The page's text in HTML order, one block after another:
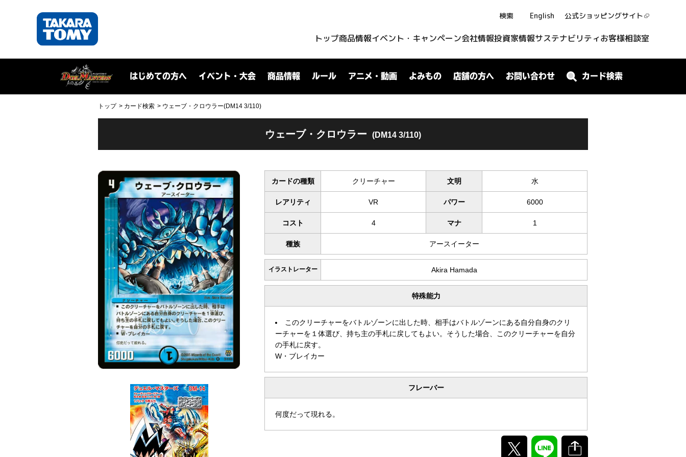
検索 English 公式ショッピングサイト
トップ商品情報イベント・キャンペーン会社情報投資家情報サステナビリティお客様相談室
はじめての方へ イベント・大会 商品情報 ルール アニメ・動画 よみもの 店舗の方へ お問い合わせ カード検索
トップ カード検索 ウェーブ・クロウラー(DM14 3/110)
ウェーブ・クロウラー (DM14 3/110)
カードの種類 クリーチャー 文明 水
レアリティ VR パワー 6000
コスト 4 マナ 1
種族 アースイーター
イラストレーター Akira Hamada
特殊能力
このクリーチャーをバトルゾーンに出した時、相手はバトルゾーンにある自分自身のクリ
ーチャーを１体選び、持ち主の手札に戻してもよい。そうした場合、このクリーチャーを自分
の手札に戻す。
W・ブレイカー
フレーバー
何度だって現れる。